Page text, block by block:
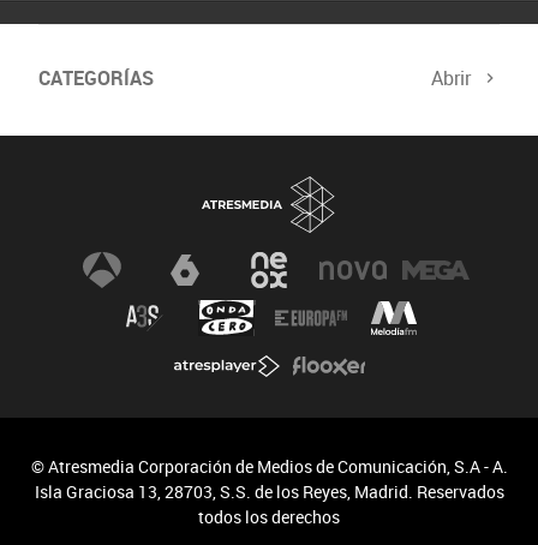
CATEGORÍAS Abrir
© Atresmedia Corporación de Medios de Comunicación, S.A - A.
Isla Graciosa 13, 28703, S.S. de los Reyes, Madrid. Reservados
todos los derechos